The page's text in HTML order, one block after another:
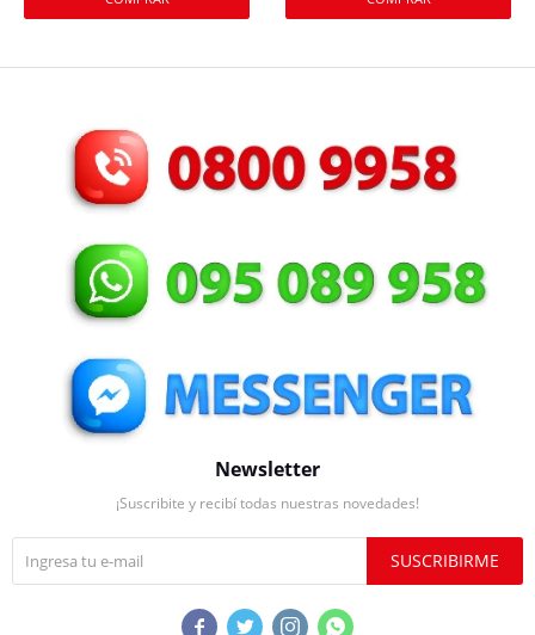
Newsletter
¡Suscribite y recibí todas nuestras novedades!
SUSCRIBIRME
   